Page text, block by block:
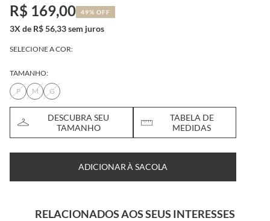
R$ 169,00 49% OFF
3X de R$ 56,33 sem juros
SELECIONE A COR:
TAMANHO:
P
M G
DESCUBRA SEU
TAMANHO
TABELA DE
MEDIDAS
ADICIONAR À SACOLA
RELACIONADOS AOS SEUS INTERESSES